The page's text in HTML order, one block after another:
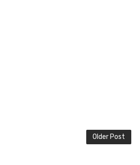
Older Post